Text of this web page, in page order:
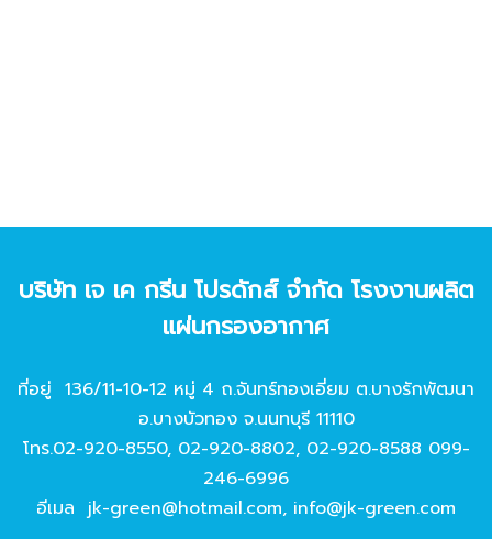
บริษัท เจ เค กรีน โปรดักส์ จํากัด โรงงานผลิต
แผ่นกรองอากาศ
ที่อยู่ 136/11-10-12 หมู่ 4 ถ.จันทร์ทองเอี่ยม ต.บางรักพัฒนา
อ.บางบัวทอง จ.นนทบุรี 11110
โทร.02-920-8550, 02-920-8802, 02-920-8588 099-
246-6996
อีเมล jk-green@hotmail.com, info@jk-green.com